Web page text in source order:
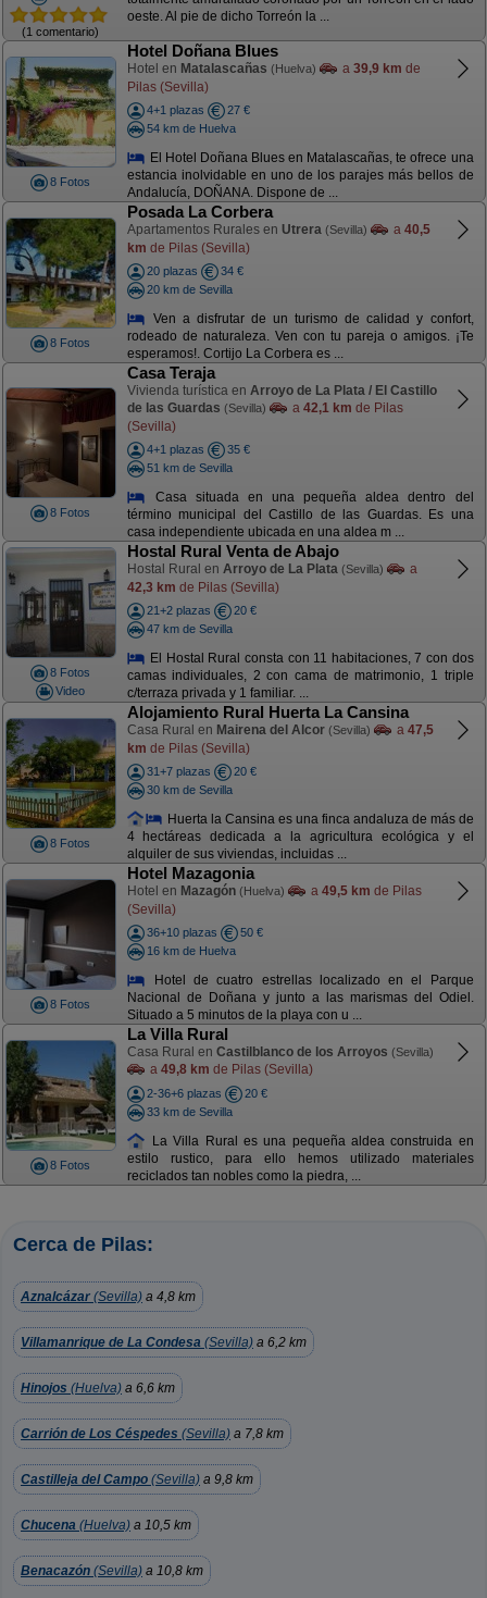
(1 comentario)
oeste. Al pie de dicho Torreón la ...
8 Fotos
Hotel Doñana Blues
Hotel en Matalascañas (Huelva) a 39,9 km de
Pilas (Sevilla)
4+1 plazas
27 €
54 km de Huelva
El Hotel Doñana Blues en Matalascañas, te ofrece una
estancia inolvidable en uno de los parajes más bellos de
Andalucía, DOÑANA. Dispone de ...
8 Fotos
Posada La Corbera
Apartamentos Rurales en Utrera (Sevilla) a 40,5
km de Pilas (Sevilla)
20 plazas
34 €
20 km de Sevilla
Ven a disfrutar de un turismo de calidad y confort,
rodeado de naturaleza. Ven con tu pareja o amigos. ¡Te
esperamos!. Cortijo La Corbera es ...
8 Fotos
Casa Teraja
Vivienda turística en Arroyo de La Plata / El Castillo
de las Guardas (Sevilla) a 42,1 km de Pilas
(Sevilla)
4+1 plazas
35 €
51 km de Sevilla
Casa situada en una pequeña aldea dentro del
término municipal del Castillo de las Guardas. Es una
casa independiente ubicada en una aldea m ...
8 Fotos
Video
Hostal Rural Venta de Abajo
Hostal Rural en Arroyo de La Plata (Sevilla)
a
42,3 km de Pilas (Sevilla)
21+2 plazas
20 €
47 km de Sevilla
El Hostal Rural consta con 11 habitaciones, 7 con dos
camas individuales, 2 con cama de matrimonio, 1 triple
c/terraza privada y 1 familiar. ...
8 Fotos
Alojamiento Rural Huerta La Cansina
Casa Rural en Mairena del Alcor (Sevilla) a 47,5
km de Pilas (Sevilla)
31+7 plazas
20 €
30 km de Sevilla
Huerta la Cansina es una finca andaluza de más de
4 hectáreas dedicada a la agricultura ecológica y el
alquiler de sus viviendas, incluidas ...
8 Fotos
Hotel Mazagonia
Hotel en Mazagón (Huelva) a 49,5 km de Pilas
(Sevilla)
36+10 plazas
50 €
16 km de Huelva
Hotel de cuatro estrellas localizado en el Parque
Nacional de Doñana y junto a las marismas del Odiel.
Situado a 5 minutos de la playa con u ...
8 Fotos
La Villa Rural
Casa Rural en Castilblanco de los Arroyos (Sevilla)
a 49,8 km de Pilas (Sevilla)
2-36+6 plazas
20 €
33 km de Sevilla
La Villa Rural es una pequeña aldea construida en
estilo rustico, para ello hemos utilizado materiales
reciclados tan nobles como la piedra, ...
Cerca de Pilas:
Aznalcázar (Sevilla) a 4,8 km
Villamanrique de La Condesa (Sevilla) a 6,2 km
Hinojos (Huelva) a 6,6 km
Carrión de Los Céspedes (Sevilla) a 7,8 km
Castilleja del Campo (Sevilla) a 9,8 km
Chucena (Huelva) a 10,5 km
Benacazón (Sevilla) a 10,8 km